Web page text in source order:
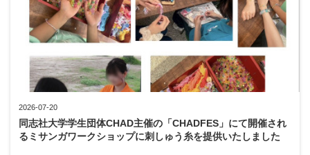
2026-07-20
同志社大学学生団体CHAD主催の「CHADFES」にて開催され
るミサンガワークショップに刺しゅう糸を提供いたしました